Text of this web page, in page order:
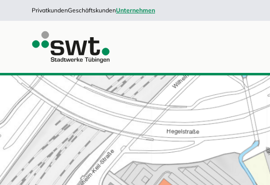
PrivatkundenGeschäftskundenUnternehmen